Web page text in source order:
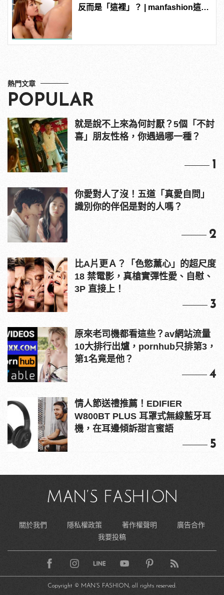
反而是「這裡」？ | manfashion這樣
熱門文章
POPULAR
就是說不上來為何討厭？5個「不討
喜」朋友性格，你遇過哪一種？
1
你愛對人了沒！五道「真愛自問」
識別你的伴侶是對的人嗎？
2
比A片更Ａ？「色慾薰心」的超尺度
18 禁電影，真槍實彈性愛、自慰、
3P 直接上！
3
原來老司機都看這些？av網站流量
10大排行出爐，pornhub只排第3，
第1名竟是他？
4
情人節送禮推薦！EDIFIER
W800BT PLUS 耳罩式無線藍牙耳
機，在耳邊傾訴甜言蜜語
5
關於我們 隱私權政策 著作權聲明
廣告合作
我要投稿
Copyright © MAN’S FASHION, all rights reserved.